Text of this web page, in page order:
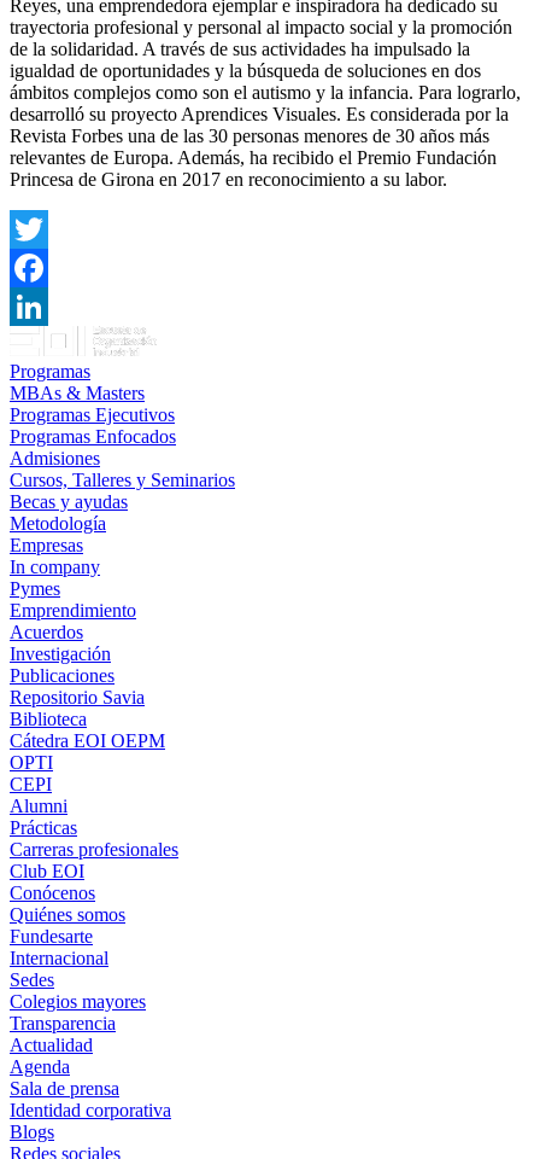
Reyes, una emprendedora ejemplar e inspiradora ha dedicado su
trayectoria profesional y personal al impacto social y la promoción
de la solidaridad. A través de sus actividades ha impulsado la
igualdad de oportunidades y la búsqueda de soluciones en dos
ámbitos complejos como son el autismo y la infancia. Para lograrlo,
desarrolló su proyecto Aprendices Visuales. Es considerada por la
Revista Forbes una de las 30 personas menores de 30 años más
relevantes de Europa. Además, ha recibido el Premio Fundación
Princesa de Girona en 2017 en reconocimiento a su labor.
Twitter
Facebook
LinkedIn
Programas
MBAs & Masters
Programas Ejecutivos
Programas Enfocados
Admisiones
Cursos, Talleres y Seminarios
Becas y ayudas
Metodología
Empresas
In company
Pymes
Emprendimiento
Acuerdos
Investigación
Publicaciones
Repositorio Savia
Biblioteca
Cátedra EOI OEPM
OPTI
CEPI
Alumni
Prácticas
Carreras profesionales
Club EOI
Conócenos
Quiénes somos
Fundesarte
Internacional
Sedes
Colegios mayores
Transparencia
Actualidad
Agenda
Sala de prensa
Identidad corporativa
Blogs
Redes sociales